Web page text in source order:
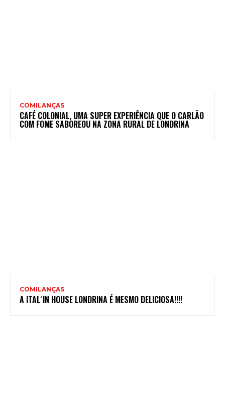
COMILANÇAS
CAFÉ COLONIAL, UMA SUPER EXPERIÊNCIA QUE O CARLÃO
COM FOME SABOREOU NA ZONA RURAL DE LONDRINA
COMILANÇAS
A ITAL´IN HOUSE LONDRINA É MESMO DELICIOSA!!!!